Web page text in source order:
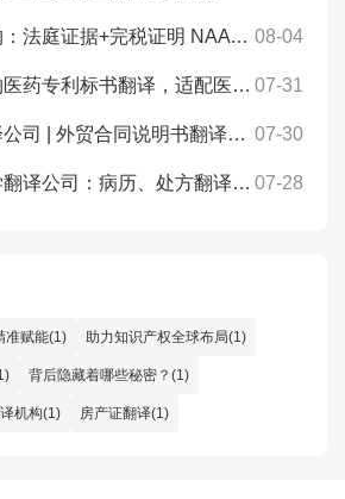
北京翻译机构：法庭证据+完税证明 NAATI认证翻译， 中澳法务通用！ 08-04
翻译公司生物医药专利标书翻译，适配医药类专利申报规范！众赞翻译 07-31
北京本地翻译公司 | 外贸合同说明书翻译规避涉外沟通偏差！众赞翻译 07-30
北京正规医学翻译公司：病历、处方翻译件合规用于跨境医保报销！ 07-28
准赋能(1) 助力知识产权全球布局(1)
背后隐藏着哪些秘密？(1)
机构(1) 房产证翻译(1)